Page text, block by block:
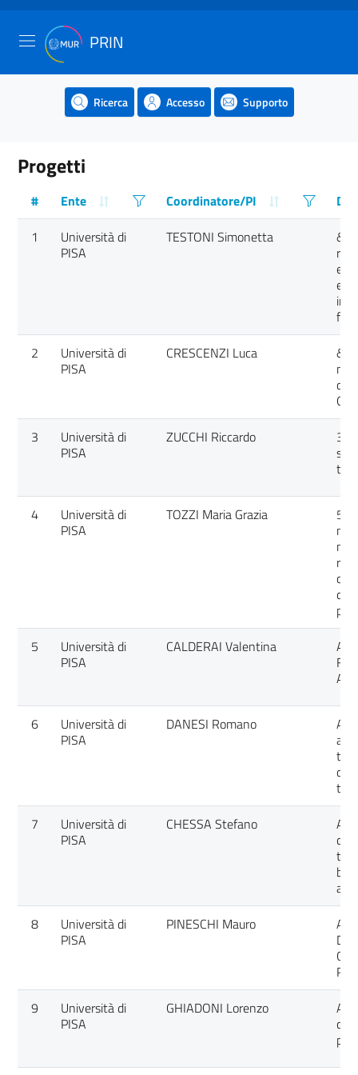
PRIN
Ricerca Accesso Supporto
Progetti
# Ente Coordinatore/PI
1
Università di
PISA
TESTONI Simonetta
e
2
Università di
PISA
CRESCENZI Luca
di
3
Università di
PISA
ZUCCHI Riccardo
3-
4
Università di
PISA
TOZZI Maria Grazia
5'-
di
5
Università di
PISA
CALDERAI Valentina
A
6
Università di
PISA
DANESI Romano
A
7
Università di
PISA
CHESSA Stefano
by
8
Università di
PISA
PINESCHI Mauro
9
Università di
PISA
GHIADONI Lorenzo